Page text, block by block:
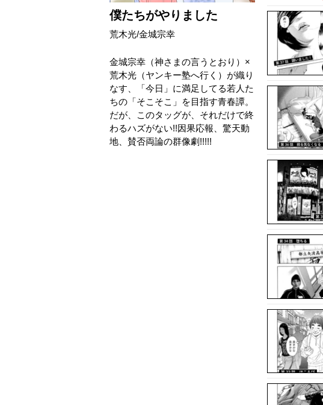
僕たちがやりました
荒木光/金城宗幸
金城宗幸（神さまの言うとおり）×
荒木光（ヤンキー塾へ行く）が織り
なす、「今日」に満足してる若人た
ちの「そこそこ」を目指す青春譚。
だが、このタッグが、それだけで終
わるハズがない!!因果応報、驚天動
地、賛否両論の群像劇!!!!!